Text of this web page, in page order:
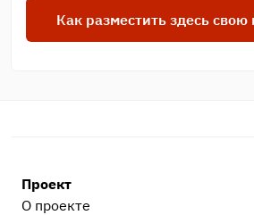
Как разместить здесь
Проект
О проекте